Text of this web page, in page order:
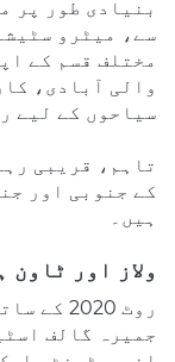
بنیادی طور پر
سے، میٹرو
مختلف قسم کے
والی آبادی،
سیاحوں کے لیے
تاہم، قریبی
کے جنوبی اور
ہیں۔
ولاز اور ٹاون
روٹ
جمیرہ گالف